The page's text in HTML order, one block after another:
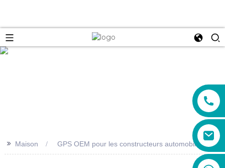
>> Maison GPS OEM pour les constructeurs automobiles